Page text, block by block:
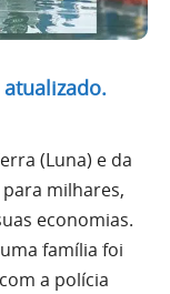
(Luna) e da
milhares,
economias.
família foi
a polícia